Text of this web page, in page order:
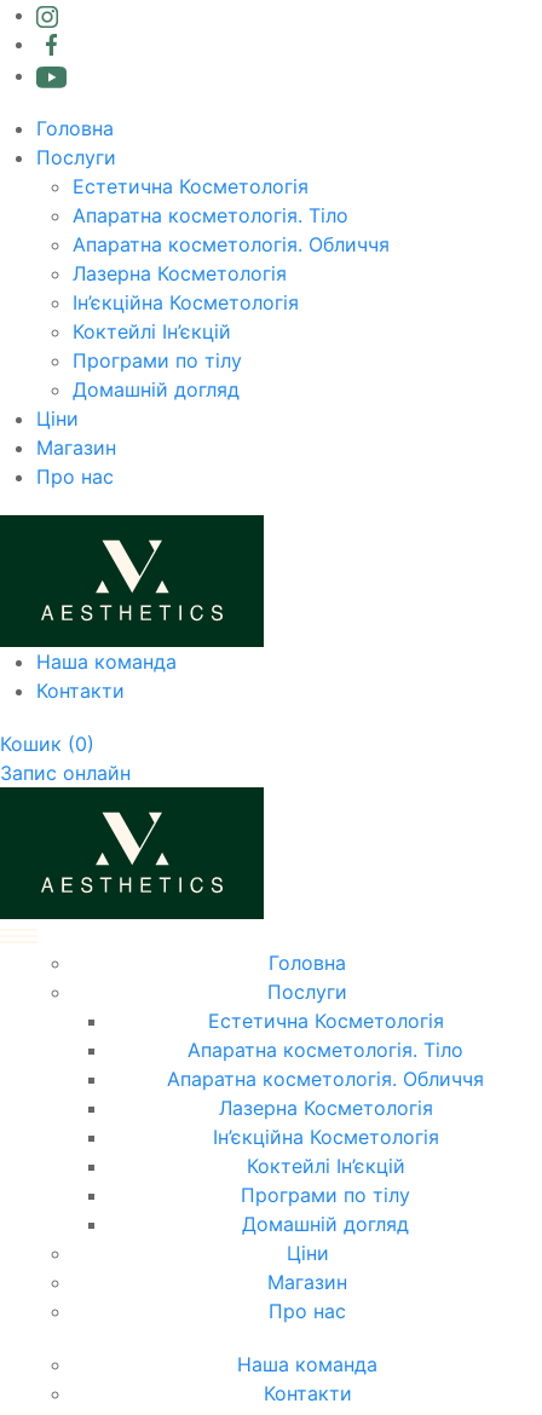
Головна
Послуги
Естетична Косметологія
Апаратна косметологія. Тіло
Апаратна косметологія. Обличчя
Лазерна Косметологія
Ін’єкційна Косметологія
Коктейлі Ін’єкцій
Програми по тілу
Домашній догляд
Ціни
Магазин
Про нас
Наша команда
Контакти
Кошик (0)
Запис онлайн
Головна
Послуги
Естетична Косметологія
Апаратна косметологія. Тіло
Апаратна косметологія. Обличчя
Лазерна Косметологія
Ін’єкційна Косметологія
Коктейлі Ін’єкцій
Програми по тілу
Домашній догляд
Ціни
Магазин
Про нас
Наша команда
Контакти